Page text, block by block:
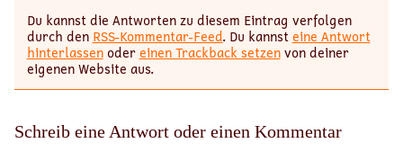
Du kannst die Antworten zu diesem Eintrag verfolgen
durch den RSS-Kommentar-Feed. Du kannsteine Antwort
hinterlassenodereinen Trackback setzenvon deiner
eigenen Website aus.
Schreib eine Antwort oder einen Kommentar